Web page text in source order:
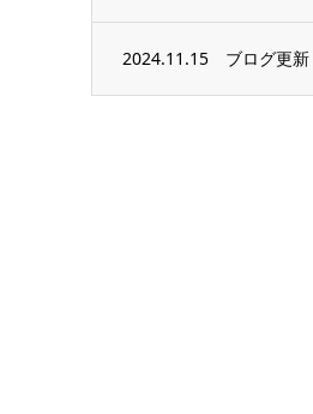
2024.11.15 ブログ更